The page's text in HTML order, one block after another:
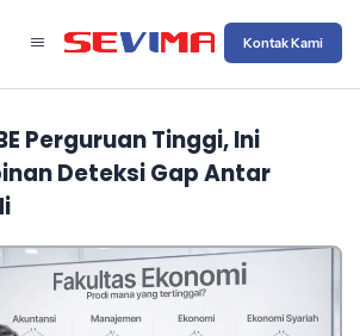
Kontak Kami
Perguruan Tinggi, Ini
Deteksi Gap Antar